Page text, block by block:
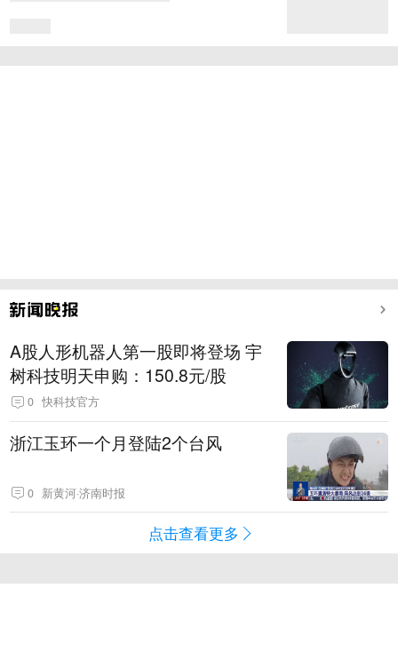
A股人形机器人第一股即将登场 宇
树科技明天申购：150.8元/股
0 快科技官方
浙江玉环一个月登陆2个台风
0 新黄河·济南时报
点击查看更多